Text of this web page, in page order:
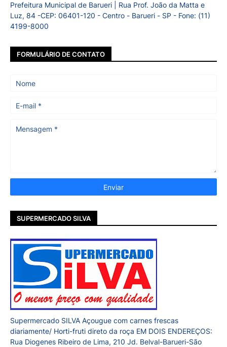
Prefeitura Municipal de Barueri | Rua Prof. João da Matta e
Luz, 84 -CEP: 06401-120 - Centro - Barueri - SP - Fone: (11)
4199-8000
FORMULÁRIO DE CONTATO
SUPERMERCADO SILVA
Supermercado SILVA Açougue com carnes frescas
diariamente/ Horti-fruti direto da roça EM DOIS ENDEREÇOS:
Rua Diogenes Ribeiro de Lima, 210 Jd. Belval-Barueri-São